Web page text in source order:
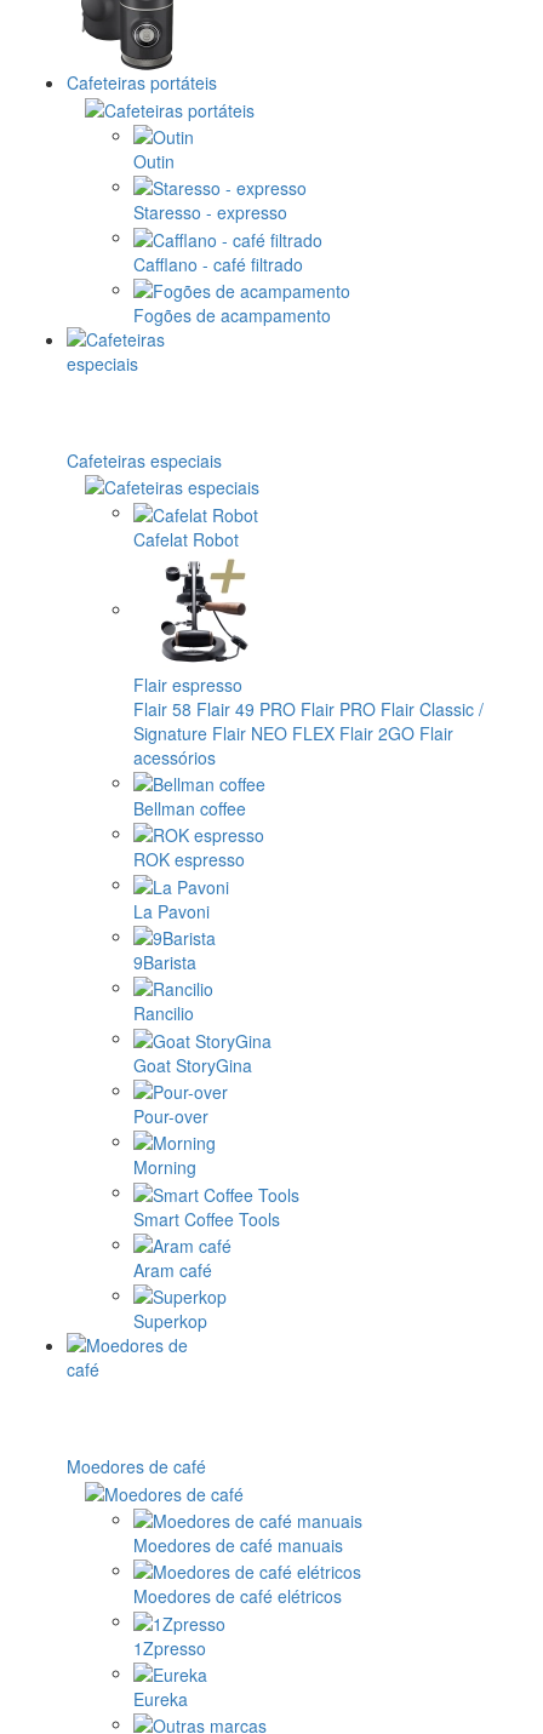
Cafeteiras portáteis
Outin
Staresso - expresso
Cafflano - café filtrado
Fogões de acampamento
Cafeteiras especiais
Cafelat Robot
Flair espresso
Flair 58 Flair 49 PRO Flair PRO Flair Classic /
Signature Flair NEO FLEX Flair 2GO Flair
acessórios
Bellman coffee
ROK espresso
La Pavoni
9Barista
Rancilio
Goat StoryGina
Pour-over
Morning
Smart Coffee Tools
Aram café
Superkop
Moedores de café
Moedores de café manuais
Moedores de café elétricos
1Zpresso
Eureka